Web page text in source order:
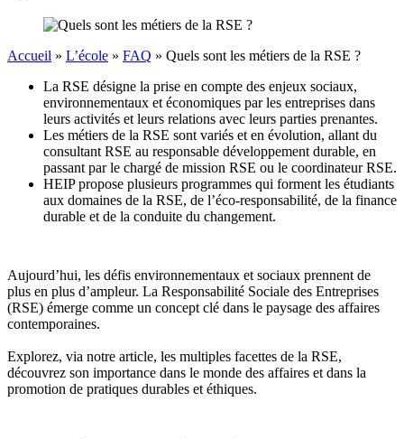
Accueil » L’école » FAQ » Quels sont les métiers de la RSE ?
La RSE désigne la prise en compte des enjeux sociaux,
environnementaux et économiques par les entreprises dans
leurs activités et leurs relations avec leurs parties prenantes.
Les métiers de la RSE sont variés et en évolution, allant du
consultant RSE au responsable développement durable, en
passant par le chargé de mission RSE ou le coordinateur RSE.
HEIP propose plusieurs programmes qui forment les étudiants
aux domaines de la RSE, de l’éco-responsabilité, de la finance
durable et de la conduite du changement.
Aujourd’hui, les défis environnementaux et sociaux prennent de
plus en plus d’ampleur. La Responsabilité Sociale des Entreprises
(RSE) émerge comme un concept clé dans le paysage des affaires
contemporaines.
Explorez, via notre article, les multiples facettes de la RSE,
découvrez son importance dans le monde des affaires et dans la
promotion de pratiques durables et éthiques.